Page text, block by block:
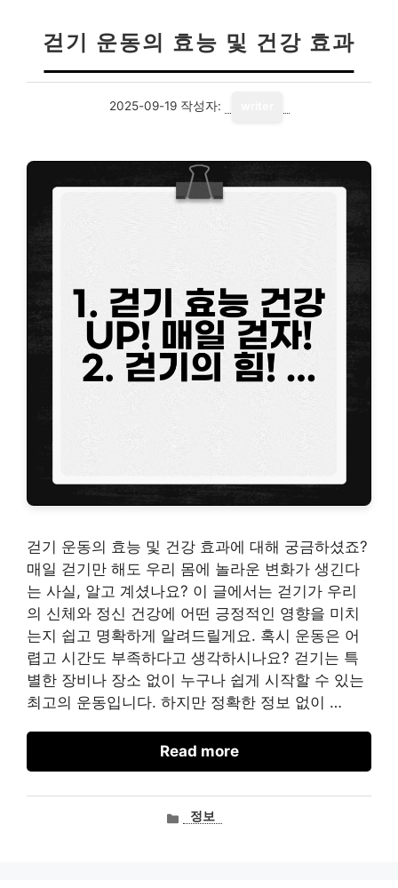
걷기 운동의 효능 및 건강 효과
2025-09-19 작성자:
걷기 운동의 효능 및 건강 효과에 대해 궁금하셨죠?
매일 걷기만 해도 우리 몸에 놀라운 변화가 생긴다
는 사실, 알고 계셨나요? 이 글에서는 걷기가 우리
의 신체와 정신 건강에 어떤 긍정적인 영향을 미치
는지 쉽고 명확하게 알려드릴게요. 혹시 운동은 어
렵고 시간도 부족하다고 생각하시나요? 걷기는 특
별한 장비나 장소 없이 누구나 쉽게 시작할 수 있는
최고의 운동입니다. 하지만 정확한 정보 없이 …
Read more
카정보